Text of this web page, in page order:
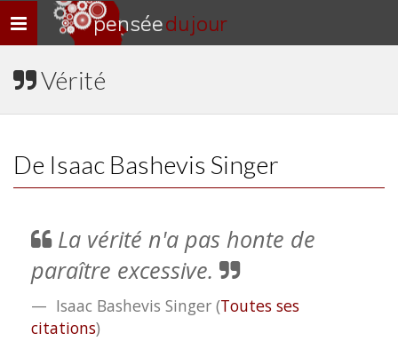
Navigation
rapide
penséedu jour
Vérité
De Isaac Bashevis Singer
La vérité n'a pas honte de
paraître excessive.
Isaac Bashevis Singer (Toutes ses
citations)